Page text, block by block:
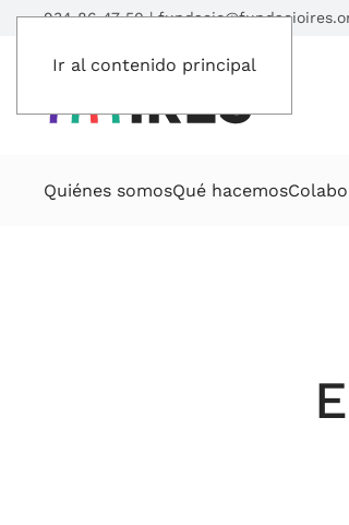
Ir al contenido principal
934 86 47 50|
Quiénes somosQué hacemos